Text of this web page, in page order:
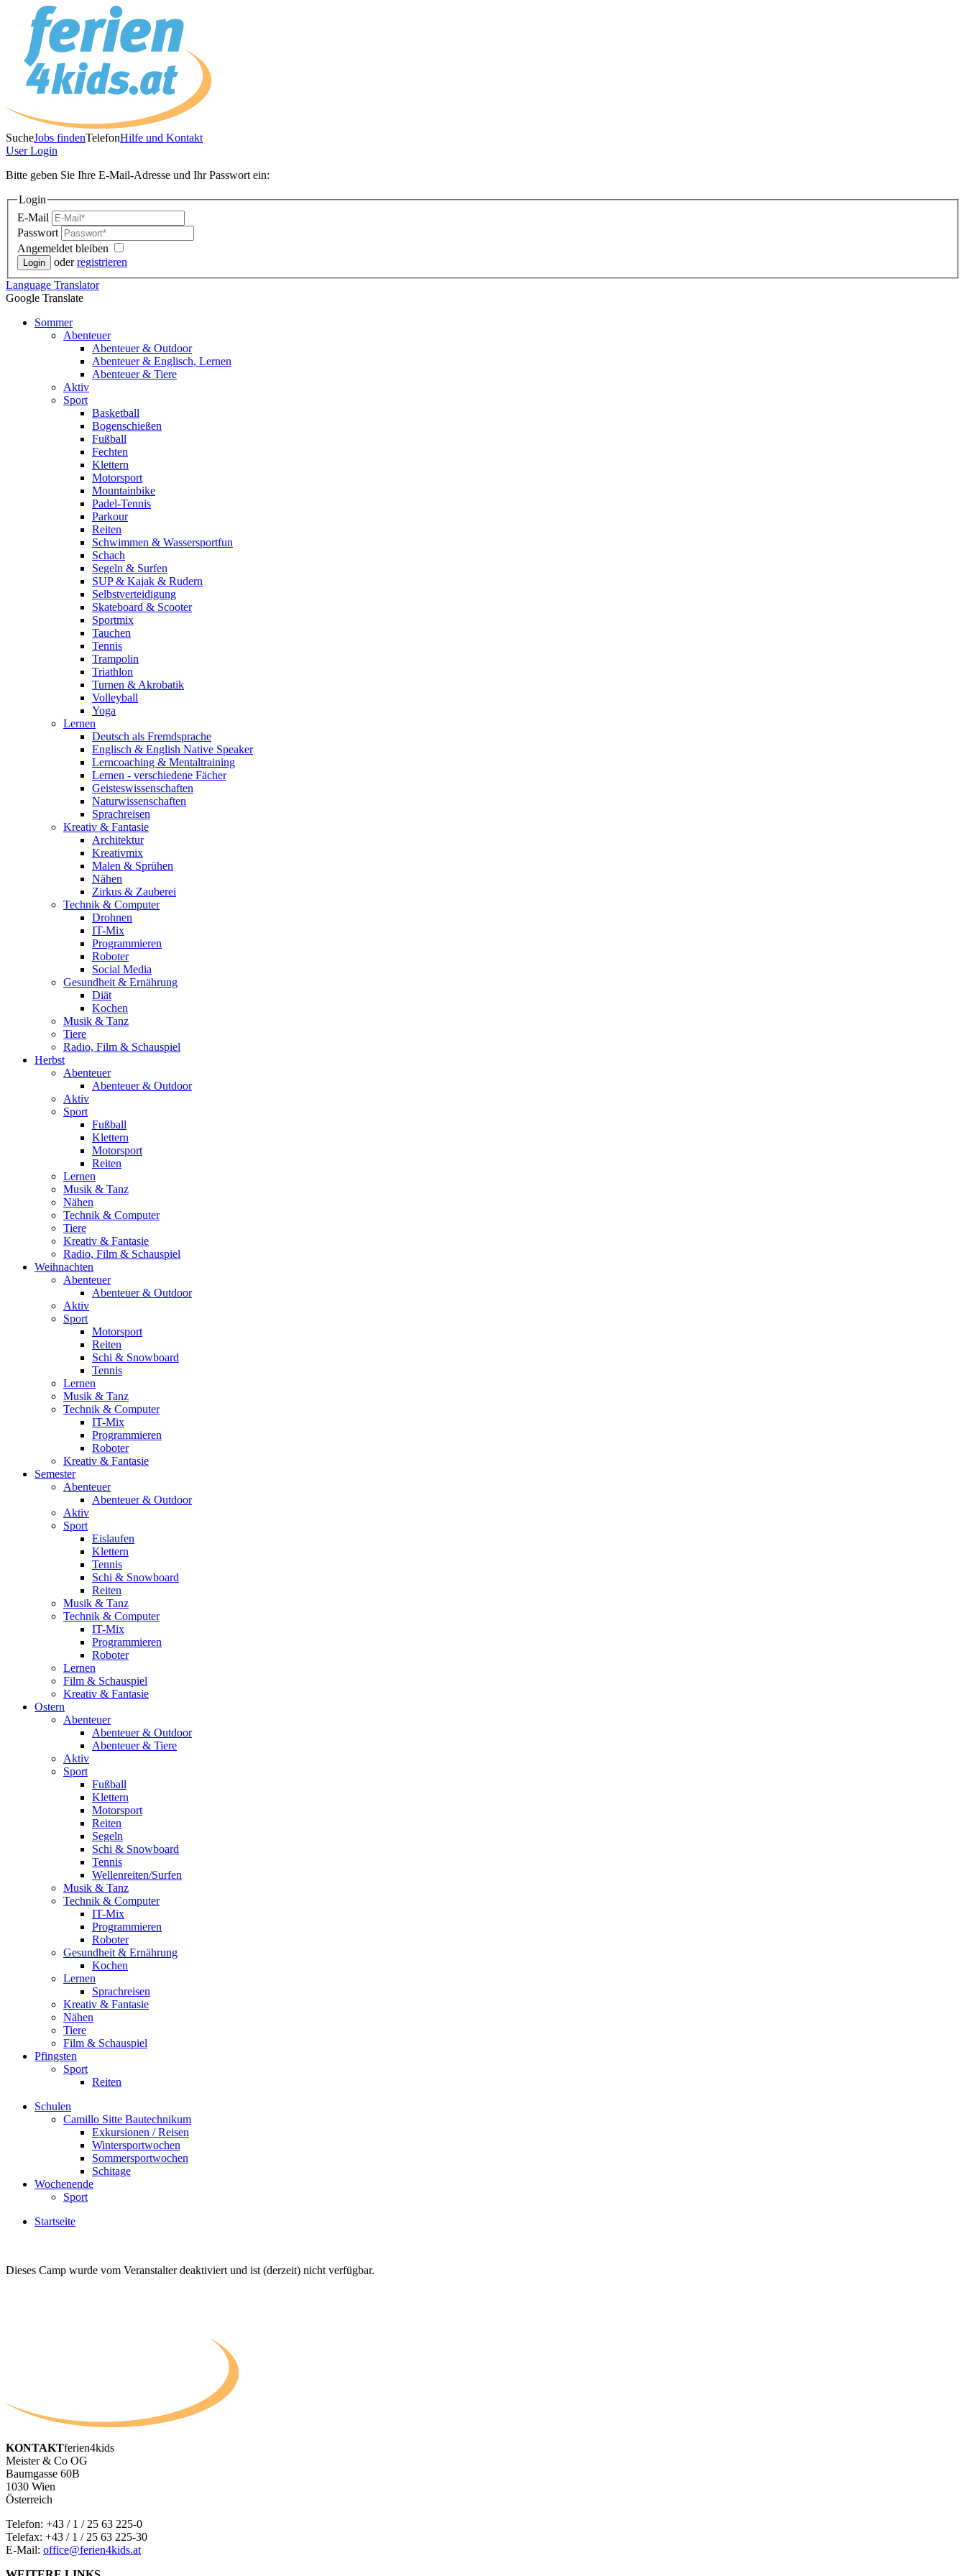
SucheJobs findenTelefonHilfe und Kontakt
UserLogin
Bitte geben Sie Ihre E-Mail-Adresse und Ihr Passwort ein:
Login
E-Mail
Passwort
Angemeldet bleiben
oderregistrieren
Language Translator
Google Translate
Sommer
Abenteuer
Abenteuer & Outdoor
Abenteuer & Englisch, Lernen
Abenteuer & Tiere
Aktiv
Sport
Basketball
Bogenschießen
Fußball
Fechten
Klettern
Motorsport
Mountainbike
Padel-Tennis
Parkour
Reiten
Schwimmen & Wassersportfun
Schach
Segeln & Surfen
SUP & Kajak & Rudern
Selbstverteidigung
Skateboard & Scooter
Sportmix
Tauchen
Tennis
Trampolin
Triathlon
Turnen & Akrobatik
Volleyball
Yoga
Lernen
Deutsch als Fremdsprache
Englisch & English Native Speaker
Lerncoaching & Mentaltraining
Lernen - verschiedene Fächer
Geisteswissenschaften
Naturwissenschaften
Sprachreisen
Kreativ & Fantasie
Architektur
Kreativmix
Malen & Sprühen
Nähen
Zirkus & Zauberei
Technik & Computer
Drohnen
IT-Mix
Programmieren
Roboter
Social Media
Gesundheit & Ernährung
Diät
Kochen
Musik & Tanz
Tiere
Radio, Film & Schauspiel
Herbst
Abenteuer
Abenteuer & Outdoor
Aktiv
Sport
Fußball
Klettern
Motorsport
Reiten
Lernen
Musik & Tanz
Nähen
Technik & Computer
Tiere
Kreativ & Fantasie
Radio, Film & Schauspiel
Weihnachten
Abenteuer
Abenteuer & Outdoor
Aktiv
Sport
Motorsport
Reiten
Schi & Snowboard
Tennis
Lernen
Musik & Tanz
Technik & Computer
IT-Mix
Programmieren
Roboter
Kreativ & Fantasie
Semester
Abenteuer
Abenteuer & Outdoor
Aktiv
Sport
Eislaufen
Klettern
Tennis
Schi & Snowboard
Reiten
Musik & Tanz
Technik & Computer
IT-Mix
Programmieren
Roboter
Lernen
Film & Schauspiel
Kreativ & Fantasie
Ostern
Abenteuer
Abenteuer & Outdoor
Abenteuer & Tiere
Aktiv
Sport
Fußball
Klettern
Motorsport
Reiten
Segeln
Schi & Snowboard
Tennis
Wellenreiten/Surfen
Musik & Tanz
Technik & Computer
IT-Mix
Programmieren
Roboter
Gesundheit & Ernährung
Kochen
Lernen
Sprachreisen
Kreativ & Fantasie
Nähen
Tiere
Film & Schauspiel
Pfingsten
Sport
Reiten
Schulen
Camillo Sitte Bautechnikum
Exkursionen / Reisen
Wintersportwochen
Sommersportwochen
Schitage
Wochenende
Sport
Startseite
Dieses Camp wurde vom Veranstalter deaktiviert und ist (derzeit) nicht verfügbar.
KONTAKTferien4kids
Meister & Co OG
Baumgasse 60B
1030 Wien
Österreich
Telefon: +43 / 1 / 25 63 225-0
Telefax: +43 / 1 / 25 63 225-30
E-Mail: office@ferien4kids.at